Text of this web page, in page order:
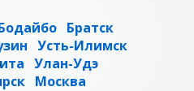
Братск
Усть-Илимск
Улан-Удэ
Москва